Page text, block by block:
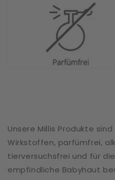
Unsere Millis Produkte
Wirkstoffen, parfümfrei,
tierversuchsfrei und für
empfindliche Babyhaut